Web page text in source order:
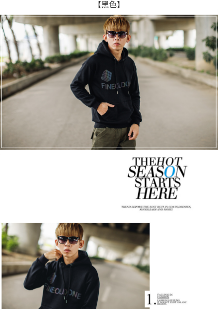
３．安心：先確認商品／服務後，再付款。
【「AFTEE先享後付」結帳流程】
１．於結帳方式選擇「AFTEE先享後付」後，將跳轉至「AFTEE先享後付」
結帳頁面，進行簡訊認證並確認金額後，即可完成結帳。
２．訂單成立數日內，您將收到繳費通知簡訊。
３．收到繳費通知簡訊後14天內，點擊此簡訊中的連結，可透過四大超商／
ATM／網路銀行／等多元方式進行付款，方視為交易完成。
※ 請注意：結帳手續完成當下不需立刻繳費，但若您需要取消訂單，請聯絡
購買商品的店家。未經商家同意取消之訂單仍視為有效，需透過AFTEE先享
後付繳納相關費用。
※ 交易是否成功請以「AFTEE先享後付 」之結帳頁面顯示為準，若有關於
是否繳費成功／繳費後需取消欲退款等相關疑問，請聯繫「AFTEE先享後付
https://netprotections.freshdesk.com/support/home
１．透過由恩沛科技股份有限公司提供之「AFTEE先享後付」服務完成之交
２．關於個人資料處理事宜，請瀏覽以下網址：
３．未成年的使用者請事先徵得法定代理人或監護人之同意方可使用
「AFTEE先享後付」，若未經同意申辦者引起之損失，本公司不負相關責
時審查核予不同之上限額度；若仍有額度不足之情形，本公司將視審查結果
請求用戶進行身份認證。
５．嚴禁一人註冊多個帳號或使用他人資訊註冊。若發現惡意使用之情形，
恩沛科技股份有限公司將有權停止該用戶之使用額度並採取法律行動。
每筆NT$80，滿NT$1,800(含以上)免運費
先付款後全家取貨
每筆NT$80，滿NT$1,800(含以上)免運費
7-11付款取貨
每筆NT$80，滿NT$1,800(含以上)免運費
每筆NT$80，滿NT$1,800(含以上)免運費
每筆NT$120，滿NT$3,000(含以上)免運費
【黑色】